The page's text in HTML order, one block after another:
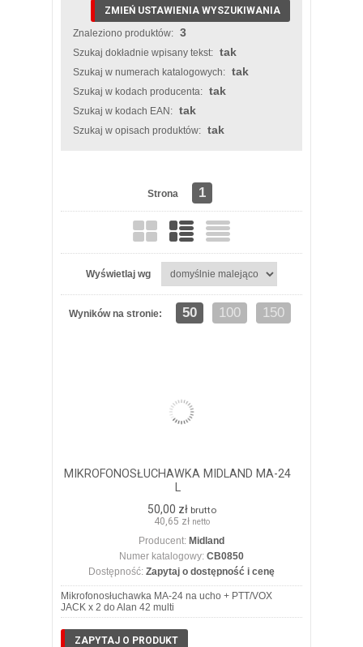
ZMIEŃ USTAWIENIA WYSZUKIWANIA
Znaleziono produktów: 3
Szukaj dokładnie wpisany tekst: tak
Szukaj w numerach katalogowych: tak
Szukaj w kodach producenta: tak
Szukaj w kodach EAN: tak
Szukaj w opisach produktów: tak
Strona 1
Wyświetlaj wg
Wyników na stronie: 50 100 150
MIKROFONOSŁUCHAWKA MIDLAND MA-24
L
50,00 zł brutto
40,65 zł netto
Producent: Midland
Numer katalogowy: CB0850
Dostępność: Zapytaj o dostępność i cenę
Mikrofonosłuchawka MA-24 na ucho + PTT/VOX
JACK x 2 do Alan 42 multi
ZAPYTAJ O PRODUKT